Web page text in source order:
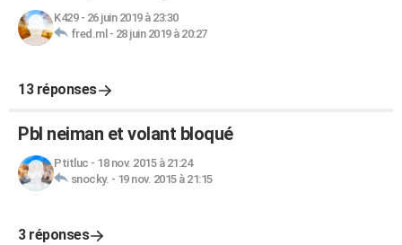
K429- 26 juin 2019 à 23:30
fred.ml - 28 juin 2019 à 20:27
13 réponses
Pbl neiman et volant bloqué
Ptitluc - 18 nov. 2015 à 21:24
snocky. - 19 nov. 2015 à 21:15
3 réponses